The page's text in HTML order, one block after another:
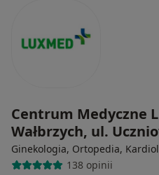
Centrum Medyczne
Wałbrzych, ul.
Ginekologia, Ortopedia,
138 opinii